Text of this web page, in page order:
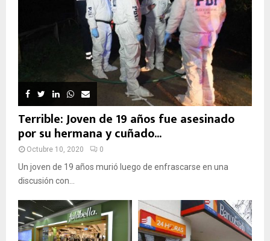
Terrible: Joven de 19 años fue asesinado
por su hermana y cuñado...
Octubre 10, 2020 0
Un joven de 19 años murió luego de enfrascarse en una
discusión con...